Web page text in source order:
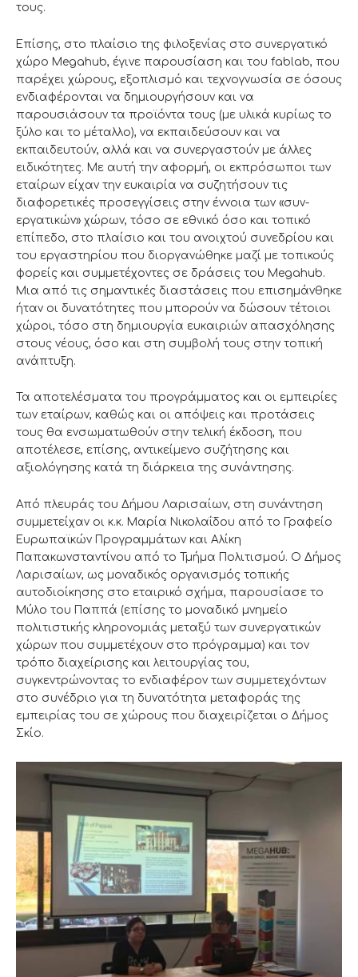
τους.
Επίσης, στο πλαίσιο της φιλοξενίας στο συνεργατικό
χώρο Megahub, έγινε παρουσίαση και του fablab, που
παρέχει χώρους, εξοπλισμό και τεχνογνωσία σε όσους
ενδιαφέρονται να δημιουργήσουν και να
παρουσιάσουν τα προϊόντα τους (με υλικά κυρίως το
ξύλο και το μέταλλο), να εκπαιδεύσουν και να
εκπαιδευτούν, αλλά και να συνεργαστούν με άλλες
ειδικότητες. Με αυτή την αφορμή, οι εκπρόσωποι των
εταίρων είχαν την ευκαιρία να συζητήσουν τις
διαφορετικές προσεγγίσεις στην έννοια των «συν-
εργατικών» χώρων, τόσο σε εθνικό όσο και τοπικό
επίπεδο, στο πλαίσιο και του ανοιχτού συνεδρίου και
του εργαστηρίου που διοργανώθηκε μαζί με τοπικούς
φορείς και συμμετέχοντες σε δράσεις του Megahub.
Μια από τις σημαντικές διαστάσεις που επισημάνθηκε
ήταν οι δυνατότητες που μπορούν να δώσουν τέτοιοι
χώροι, τόσο στη δημιουργία ευκαιριών απασχόλησης
στους νέους, όσο και στη συμβολή τους στην τοπική
ανάπτυξη.
Τα αποτελέσματα του προγράμματος και οι εμπειρίες
των εταίρων, καθώς και οι απόψεις και προτάσεις
τους θα ενσωματωθούν στην τελική έκδοση, που
αποτέλεσε, επίσης, αντικείμενο συζήτησης και
αξιολόγησης κατά τη διάρκεια της συνάντησης.
Από πλευράς του Δήμου Λαρισαίων, στη συνάντηση
συμμετείχαν οι κ.κ. Μαρία Νικολαΐδου από το Γραφείο
Ευρωπαϊκών Προγραμμάτων και Αλίκη
Παπακωνσταντίνου από το Τμήμα Πολιτισμού. Ο Δήμος
Λαρισαίων, ως μοναδικός οργανισμός τοπικής
αυτοδιοίκησης στο εταιρικό σχήμα, παρουσίασε το
Μύλο του Παππά (επίσης το μοναδικό μνημείο
πολιτιστικής κληρονομιάς μεταξύ των συνεργατικών
χώρων που συμμετέχουν στο πρόγραμμα) και τον
τρόπο διαχείρισης και λειτουργίας του,
συγκεντρώνοντας το ενδιαφέρον των συμμετεχόντων
στο συνέδριο για τη δυνατότητα μεταφοράς της
εμπειρίας του σε χώρους που διαχειρίζεται ο Δήμος
Σκίο.